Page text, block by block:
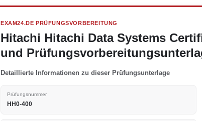
EXAM24.DE PRÜFUNGSVORBEREITUNG
Hitachi Hitachi Data Systems
und
Detaillierte Informationen zu dieser Prüfungsunterlage
Prüfungsnummer
HH0-400